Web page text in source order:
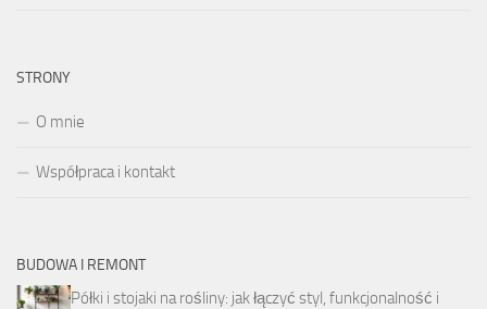
STRONY
O mnie
Współpraca i kontakt
BUDOWA I REMONT
Półki i stojaki na rośliny: jak łączyć styl, funkcjonalność i